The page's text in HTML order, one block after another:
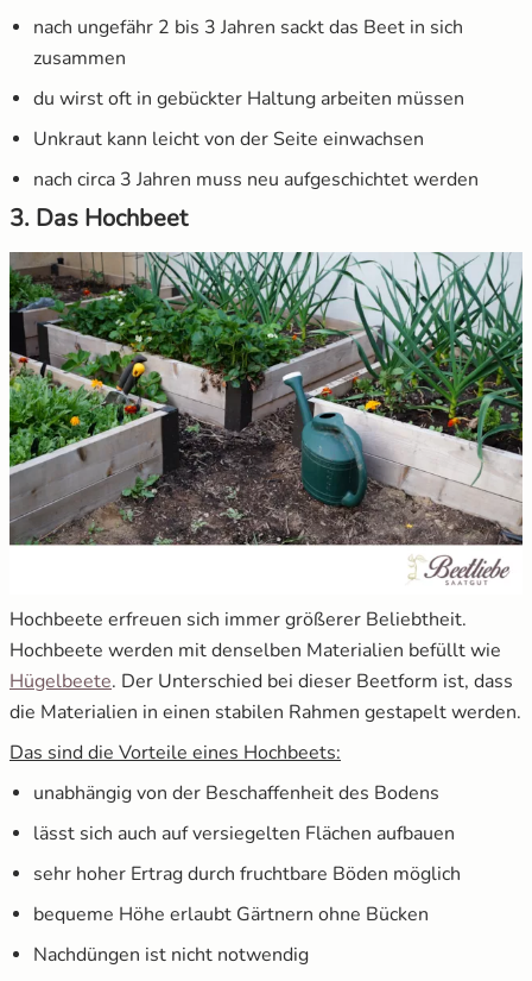
nach ungefähr 2 bis 3 Jahren sackt das Beet in sich
zusammen
du wirst oft in gebückter Haltung arbeiten müssen
Unkraut kann leicht von der Seite einwachsen
nach circa 3 Jahren muss neu aufgeschichtet werden
3. Das Hochbeet
Hochbeete erfreuen sich immer größerer Beliebtheit.
Hochbeete werden mit denselben Materialien befüllt wie
Hügelbeete. Der Unterschied bei dieser Beetform ist, dass
die Materialien in einen stabilen Rahmen gestapelt werden.
Das sind die Vorteile eines Hochbeets:
unabhängig von der Beschaffenheit des Bodens
lässt sich auch auf versiegelten Flächen aufbauen
sehr hoher Ertrag durch fruchtbare Böden möglich
bequeme Höhe erlaubt Gärtnern ohne Bücken
Nachdüngen ist nicht notwendig